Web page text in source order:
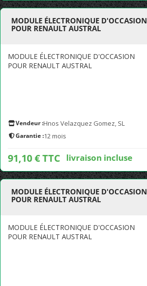
MODULE ÉLECTRONIQUE D'OCCASION
POUR RENAULT AUSTRAL
MODULE ÉLECTRONIQUE D'OCCASION
POUR RENAULT AUSTRAL
Vendeur :Hnos Velazquez Gomez, SL
Garantie :12 mois
91,10 € TTC livraison incluse
MODULE ÉLECTRONIQUE D'OCCASION
POUR RENAULT AUSTRAL
MODULE ÉLECTRONIQUE D'OCCASION
POUR RENAULT AUSTRAL